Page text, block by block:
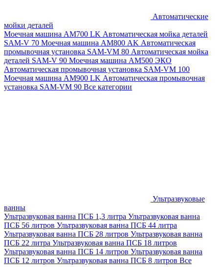
Автоматические
мойки деталей
Моечная машина AM700 LK Автоматическая мойка деталей
SAM-V 70 Моечная машина АМ800 AK Автоматическая
промывочная установка SAM-VM 80 Автоматическая мойка
деталей SAM-V 90 Моечная машина АМ500 ЭКО
Автоматическая промывочная установка SAM-VM 100
Моечная машина AM900 LK Автоматическая промывочная
установка SAM-VM 90 Все категории
Ультразвуковые
ванны
Ультразвуковая ванна ПСБ 1,3 литра Ультразвуковая ванна
ПСБ 56 литров Ультразвуковая ванна ПСБ 44 литра
Ультразвуковая ванна ПСБ 28 литров Ультразвуковая ванна
ПСБ 22 литра Ультразвуковая ванна ПСБ 18 литров
Ультразвуковая ванна ПСБ 14 литров Ультразвуковая ванна
ПСБ 12 литров Ультразвуковая ванна ПСБ 8 литров Все